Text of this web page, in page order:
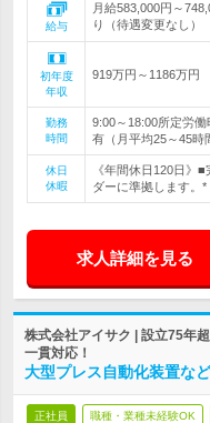
給与
月給583,000円～
り（待遇変更なし）
初年度
年収
919万円～1186万円
勤務
時間
9:00～18:00所定労働
有（月平均25～45時
休日
休暇
《年間休日120日》
ダーに準拠します。*
求人詳細を見る
株式会社アイサク | 設立75年
一貫対応！
大型プレス自動化装置な
正社員 職種・業種未経験OK